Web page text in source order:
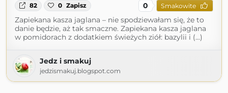
82 0 Zapisz 0 Smakowite
Zapiekana kasza jaglana – nie spodziewałam się, że to
danie będzie, aż tak smaczne. Zapiekana kasza jaglana
w pomidorach z dodatkiem świeżych ziół: bazylii i (...)
Jedz i smakuj
jedzismakuj.blogspot.com